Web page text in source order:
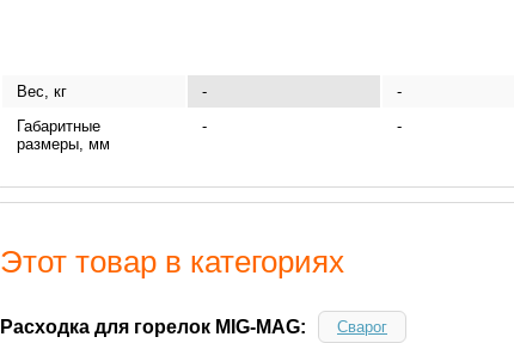
Вес, кг - -
Габаритные
размеры, мм
- -
Этот товар в категориях
Расходка для горелок MIG-MAG: Сварог